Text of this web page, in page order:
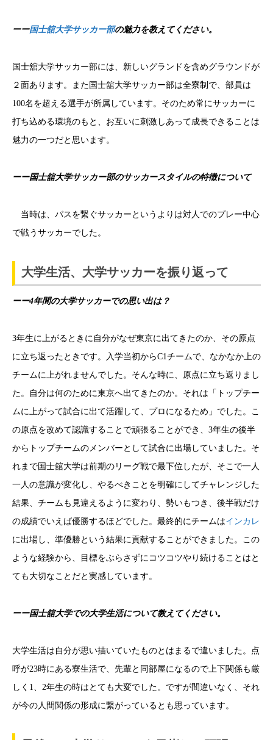
ーー国士舘大学サッカー部の魅力を教えてください。
国士舘大学サッカー部には、 新しいグランドを含めグラウンドが
２面あります。また国士舘大学サッカー部は全寮制で、部員は
100名を超える選手が所属しています。そのため常にサッカーに
打ち込める環境のもと、お互いに刺激しあって成長できることは
魅力の一つだと思います。
ーー国士舘大学サッカー部のサッカースタイルの特徴について
当時は、パスを繋ぐサッカーというよりは対人でのプレー中心
で戦うサッカーでした。
大学生活、大学サッカーを振り返って
ーー4年間の大学サッカーでの思い出は？
3年生に上がるときに自分がなぜ東京に出てきたのか、その原点
に立ち返ったときです。
入学当初からC1チームで、なかなか上の
チームに上がれませんでした。そんな時に、原点に立ち返りまし
た。自分は何のために東京へ出てきたのか。それは「トップチー
ムに上がって試合に出て活躍して、プロになるため」でした。こ
の原点を改めて認識することで頑張ることができ、3年生の後半
からトップチームのメンバーとして試合に出場していました。そ
れまで国士舘大学は前期のリーグ戦で最下位したが、そこで一人
一人の意識が変化し、やるべきことを明確にしてチャレンジした
結果、チームも見違えるように変わり、勢いもつき、後半戦だけ
の成績でいえば優勝するほどでした。最終的にチームはインカレ
に出場し 、準優勝という結果に貢献することができました。 この
ような経験から、目標をぶらさずにコツコツやり続けることはと
ても大切なことだと実感しています。
ーー国士舘大学での大学生活について教えてください。
大学生活は自分が思い描いていたものとはまるで違いました。点
呼が23時にある寮生活で、先輩と同部屋になるので上下関係も厳
しく1、2年生の時はとても大変でした。 ですが間違いなく、それ
が今の人間関係の形成に繋がっているとも思っています。